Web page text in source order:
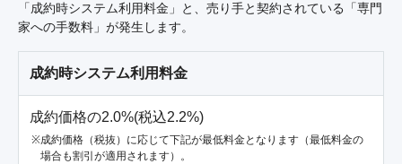
「成約時システム利用料金」と、売り手と契約されている「専門
家への手数料」が発生します。
成約時システム利用料金
成約価格の2.0%(税込2.2%)
成約価格（税抜）に応じて下記が最低料金となります（最低料金の
場合も割引が適用されます）。